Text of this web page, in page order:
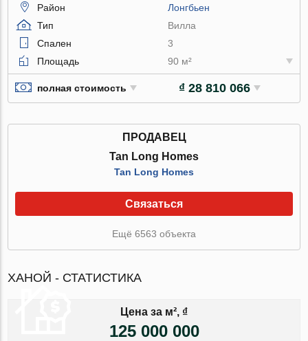
Район
Лонгбьен
Тип
Вилла
Спален
3
Площадь
90 м²
полная стоимость ₫ 28 810 066
ПРОДАВЕЦ
Tan Long Homes
Tan Long Homes
Связаться
Ещё 6563 объекта
ХАНОЙ - СТАТИСТИКА
Цена за м², ₫
125 000 000